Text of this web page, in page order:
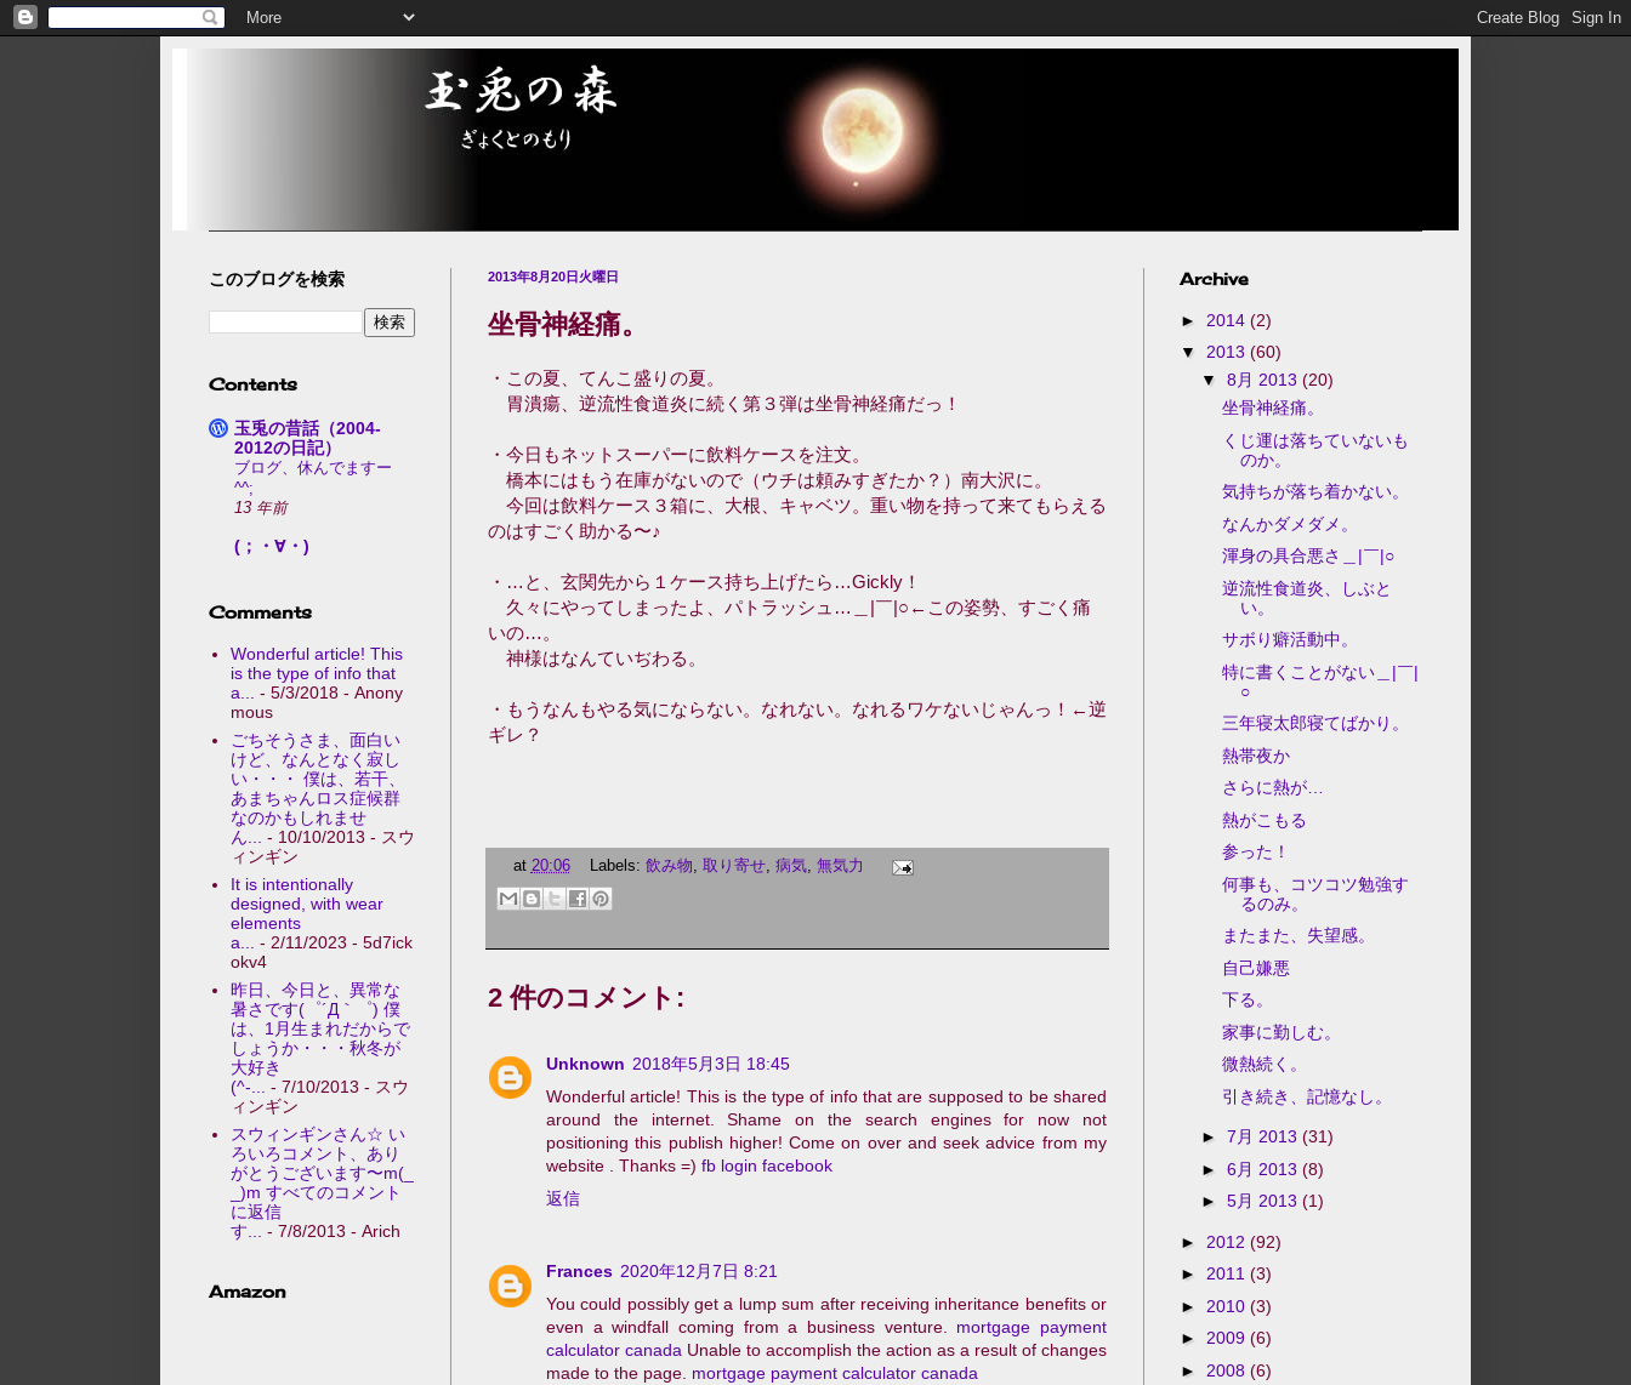
2013年8月20日火曜日
坐骨神経痛。
・この夏、てんこ盛りの夏。
胃潰瘍、逆流性食道炎に続く第３弾は坐骨神経痛だっ！
・今日もネットスーパーに飲料ケースを注文。
橋本にはもう在庫がないので（ウチは頼みすぎたか？）南大沢に。
今回は飲料ケース３箱に、大根、キャベツ。重い物を持って来てもらえる
のはすごく助かる〜♪
・…と、玄関先から１ケース持ち上げたら…Gickly！
久々にやってしまったよ、パトラッシュ…＿|￣|○←この姿勢、すごく痛
いの…。
神様はなんていぢわる。
・もうなんもやる気にならない。なれない。なれるワケないじゃんっ！←逆
ギレ？
at 20:06 Labels:飲み物,取り寄せ,病気,無気力
2 件のコメント:
Unknown 2018年5月3日 18:45
Wonderful article! This is the type of info that are supposed to be shared
around the internet. Shame on the search engines for now not
positioning this publish higher! Come on over and seek advice from my
website . Thanks =) fb login facebook
返信
Frances 2020年12月7日 8:21
You could possibly get a lump sum after receiving inheritance benefits or
even a windfall coming from a business venture. mortgage payment
calculator canada Unable to accomplish the action as a result of changes
made to the page. mortgage payment calculator canada
このブログを検索
Contents
玉兎の昔話（2004-
2012の日記）
ブログ、休んでますー
^^;
13 年前
(；・∀・)
Comments
Wonderful article! This
is the type of info that
a...
- 5/3/2018- Anony
mous
ごちそうさま、面白い
けど、なんとなく寂し
い・・・ 僕は、若干、
あまちゃんロス症候群
なのかもしれませ
ん...
- 10/10/2013 - スウ
ィンギン
It is intentionally
designed, with wear
elements
a...
- 2/11/2023 - 5d7ick
okv4
昨日、今日と、異常な
暑さです(゜´Д｀゜) 僕
は、1月生まれだからで
しょうか・・・秋冬が
大好き
(^-...
- 7/10/2013 - スウ
ィンギン
スウィンギンさん☆ い
ろいろコメント、あり
がとうございます〜m(_
_)m すべてのコメント
に返信
す...
- 7/8/2013 - Arich
Amazon
Archive
► 2014 (2)
▼ 2013 (60)
▼ 8月 2013 (20)
坐骨神経痛。
くじ運は落ちていないも
のか。
気持ちが落ち着かない。
なんかダメダメ。
渾身の具合悪さ＿|￣|○
逆流性食道炎、しぶと
い。
サボり癖活動中。
特に書くことがない＿|￣|
○
三年寝太郎寝てばかり。
熱帯夜か
さらに熱が…
熱がこもる
参った！
何事も、コツコツ勉強す
るのみ。
またまた、失望感。
自己嫌悪
下る。
家事に勤しむ。
微熱続く。
引き続き、記憶なし。
► 7月 2013 (31)
► 6月 2013 (8)
► 5月 2013 (1)
► 2012 (92)
► 2011 (3)
► 2010 (3)
► 2009 (6)
► 2008 (6)